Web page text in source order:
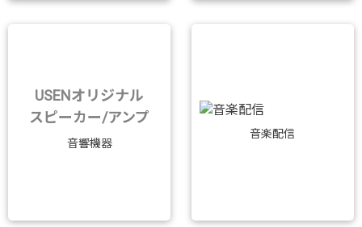
USENオリジナル
スピーカー/アンプ
音響機器
音楽配信